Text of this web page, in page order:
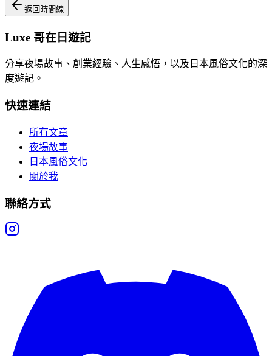
返回時間線
Luxe 哥在日遊記
分享夜場故事、創業經驗、人生感悟，以及日本風俗文化的深
度遊記。
快速連結
所有文章
夜場故事
日本風俗文化
關於我
聯絡方式